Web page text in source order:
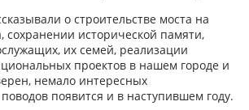
о строительстве моста на
сохранении исторической памяти,
их семей, реализации
проектов в нашем городе и
немало интересных
появится и в наступившем году.